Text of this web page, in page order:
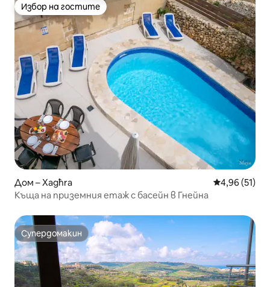
Избор на гостите
Избор на гостите
Дом – Xagħra Средна
4,96 (51)
Къща на приземния етаж с басейн в Гнейна
Супердомакин
Супердомакин